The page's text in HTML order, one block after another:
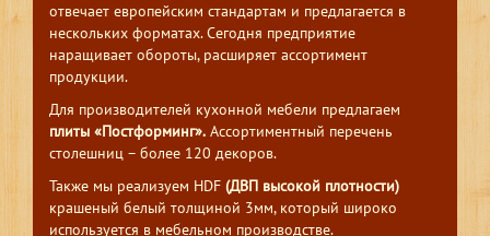
отвечает европейским стандартам и предлагается в
нескольких форматах. Сегодня предприятие
наращивает обороты, расширяет ассортимент
продукции.
Для производителей кухонной мебели предлагаем
плиты «Постформинг». Ассортиментный перечень
столешниц – более 120 декоров.
Также мы реализуем HDF (ДВП высокой плотности)
крашеный белый толщиной 3мм, который широко
используется в мебельном производстве.